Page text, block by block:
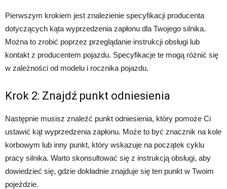
Pierwszym krokiem jest znalezienie specyfikacji producenta
dotyczących kąta wyprzedzenia zapłonu dla Twojego silnika.
Można to zrobić poprzez przeglądanie instrukcji obsługi lub
kontakt z producentem pojazdu. Specyfikacje te mogą różnić się
w zależności od modelu i rocznika pojazdu.
Krok 2: Znajdź punkt odniesienia
Następnie musisz znaleźć punkt odniesienia, który pomoże Ci
ustawić kąt wyprzedzenia zapłonu. Może to być znacznik na kole
korbowym lub inny punkt, który wskazuje na początek cyklu
pracy silnika. Warto skonsultować się z instrukcją obsługi, aby
dowiedzieć się, gdzie dokładnie znajduje się ten punkt w Twoim
pojeździe.